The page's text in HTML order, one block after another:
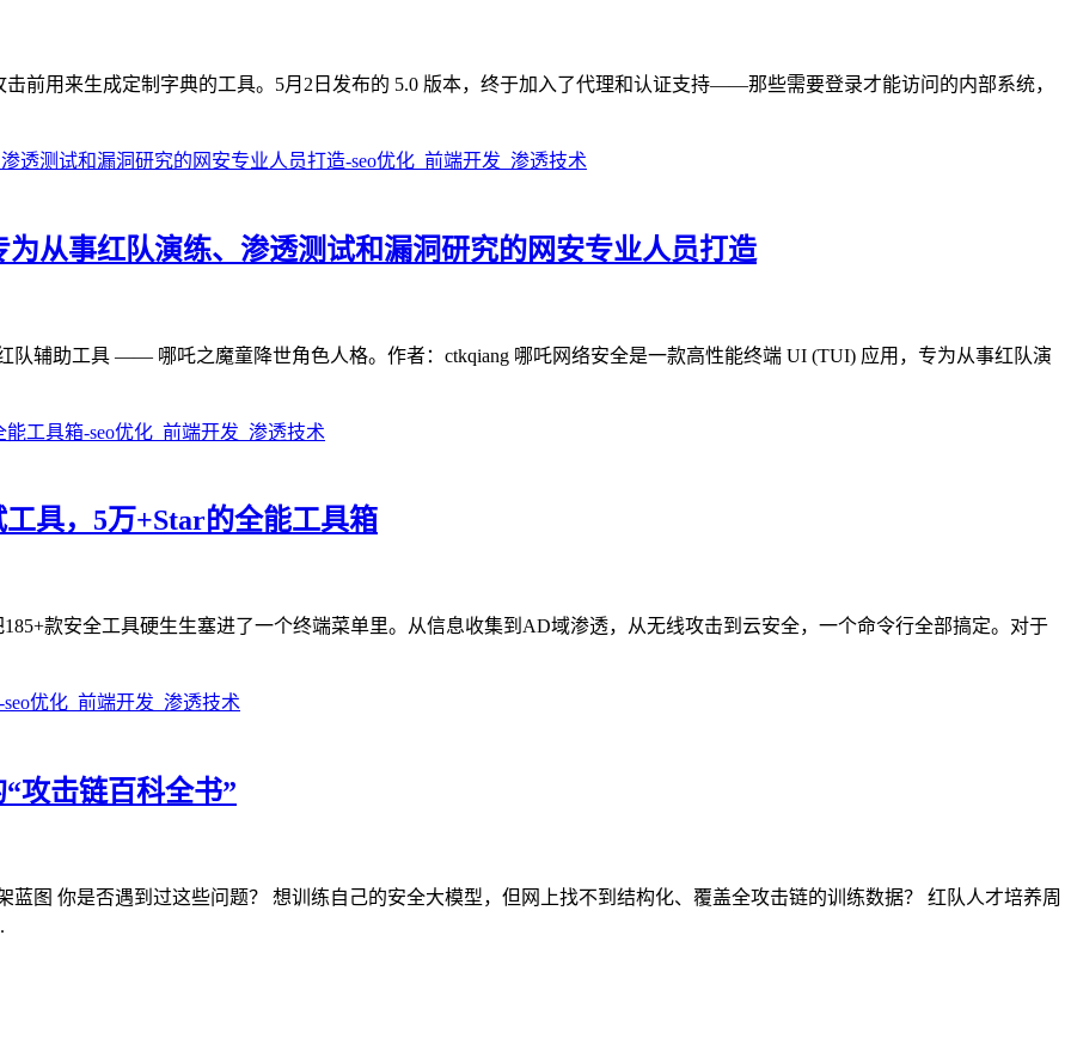
击前用来生成定制字典的工具。5月2日发布的 5.0 版本，终于加入了代理和认证支持——那些需要登录才能访问的内部系统，
为从事红队演练、渗透测试和漏洞研究的网安专业人员打造
队辅助工具 —— 哪吒之魔童降世角色人格。作者：ctkqiang 哪吒网络安全是一款高性能终端 UI (TUI) 应用，专为从事红队演
具，5万+Star的全能工具箱
款安全工具硬生生塞进了一个终端菜单里。从信息收集到AD域渗透，从无线攻击到云安全，一个命令行全部搞定。对于
攻击链百科全书”
图 你是否遇到过这些问题？ 想训练自己的安全大模型，但网上找不到结构化、覆盖全攻击链的训练数据？ 红队人才培养周